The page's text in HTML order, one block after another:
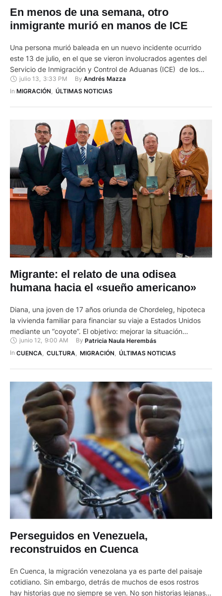
En menos de una semana, otro
inmigrante murió en manos de ICE
Una persona murió baleada en un nuevo incidente ocurrido
este 13 de julio, en el que se vieron involucrados agentes del
Servicio de Inmigración y Control de Aduanas (ICE) de los
Estados Unidos. De acuerdo a reportes del New York Times y
AFP, el hecho se registró en Biddeford, un poblado de unos
julio 13 3:33 PM By Andrés Mazza
In MIGRACIÓN, ÚLTIMAS NOTICIAS
Migrante: el relato de una odisea
humana hacia el «sueño americano»
Diana, una joven de 17 años oriunda de Chordeleg, hipoteca
la vivienda familiar para financiar su viaje a Estados Unidos
mediante un “coyote”. El objetivo: mejorar la situación
económica de los suyos. Lo que debía ser un proyecto de
vida se transforma en una pesadilla de explotación y
junio 12, 9:00 AM By Patricia Naula Herembás
In CUENCA CULTURA MIGRACIÓN ÚLTIMAS NOTICIAS
Perseguidos en Venezuela,
reconstruidos en Cuenca
En Cuenca, la migración venezolana ya es parte del paisaje
cotidiano. Sin embargo, detrás de muchos de esos rostros
hay historias que no siempre se ven. No son historias lejanas.